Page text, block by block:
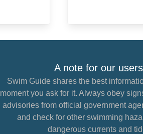
A note for our
Swim Guide shares the best
moment you ask for it. Always obey
advisories from official government
and check for other swimming
dangerous currents and